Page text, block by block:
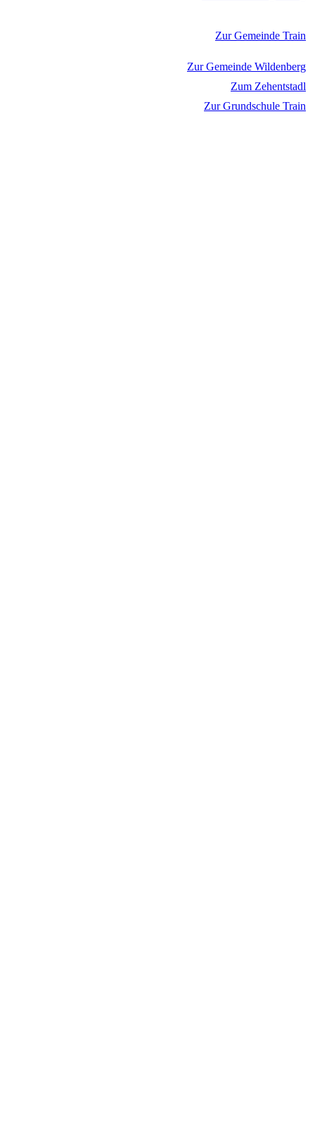
Zur Gemeinde Train
Zur Gemeinde Wildenberg
Zum Zehentstadl
Zur Grundschule Train